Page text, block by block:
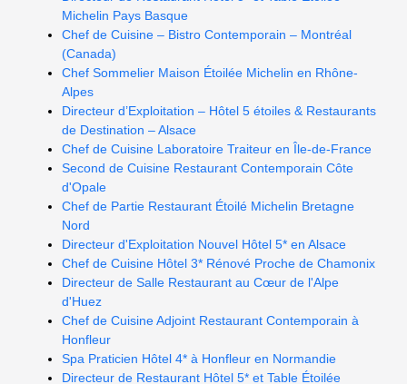
Michelin Pays Basque
Chef de Cuisine – Bistro Contemporain – Montréal
(Canada)
Chef Sommelier Maison Étoilée Michelin en Rhône-
Alpes
Directeur d’Exploitation – Hôtel 5 étoiles & Restaurants
de Destination – Alsace
Chef de Cuisine Laboratoire Traiteur en Île-de-France
Second de Cuisine Restaurant Contemporain Côte
d'Opale
Chef de Partie Restaurant Étoilé Michelin Bretagne
Nord
Directeur d'Exploitation Nouvel Hôtel 5* en Alsace
Chef de Cuisine Hôtel 3* Rénové Proche de Chamonix
Directeur de Salle Restaurant au Cœur de l'Alpe
d'Huez
Chef de Cuisine Adjoint Restaurant Contemporain à
Honfleur
Spa Praticien Hôtel 4* à Honfleur en Normandie
Directeur de Restaurant Hôtel 5* et Table Étoilée